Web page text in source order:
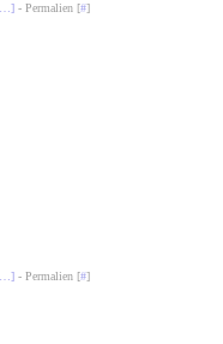
] - Permalien [#]
] - Permalien [#]